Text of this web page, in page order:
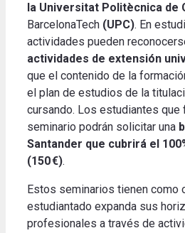
la Universitat Politècnica de
BarcelonaTech (UPC). En
actividades pueden
actividades de extensión
que el contenido de la
el plan de estudios de la
cursando. Los estudiantes que
seminario podrán solicitar una
Santander que cubrirá el
(150 €).
Estos seminarios tienen como
estudiantado expanda sus
profesionales a través de